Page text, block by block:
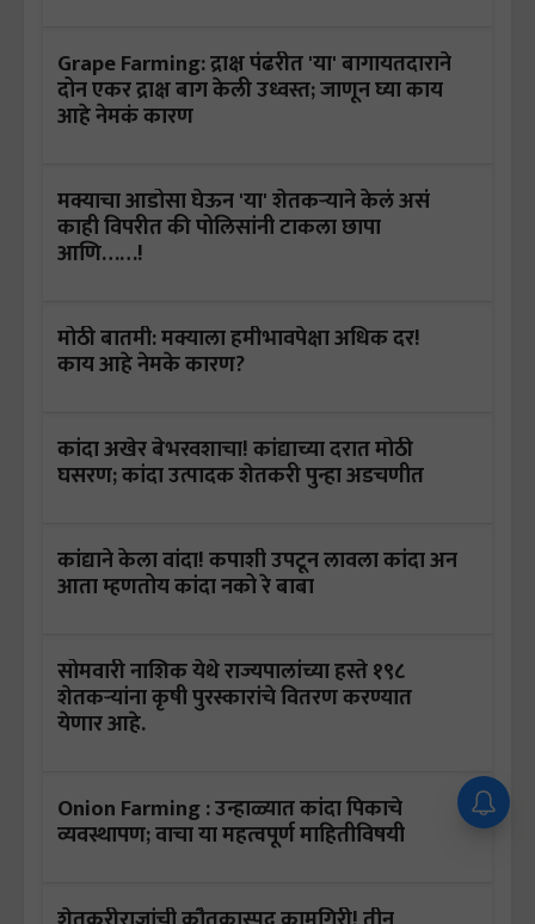
Grape Farming: द्राक्ष पंढरीत 'या' बागायतदाराने
दोन एकर द्राक्ष बाग केली उध्वस्त; जाणून घ्या काय
आहे नेमकं कारण
मक्याचा आडोसा घेऊन 'या' शेतकऱ्याने केलं असं
काही विपरीत की पोलिसांनी टाकला छापा
आणि……!
मोठी बातमी: मक्याला हमीभावपेक्षा अधिक दर!
काय आहे नेमके कारण?
कांदा अखेर बेभरवशाचा! कांद्याच्या दरात मोठी
घसरण; कांदा उत्पादक शेतकरी पुन्हा अडचणीत
कांद्याने केला वांदा! कपाशी उपटून लावला कांदा अन
आता म्हणतोय कांदा नको रे बाबा
सोमवारी नाशिक येथे राज्यपालांच्या हस्ते १९८
शेतकऱ्यांना कृषी पुरस्कारांचे वितरण करण्यात
येणार आहे.
Onion Farming : उन्हाळ्यात कांदा पिकाचे
व्यवस्थापण; वाचा या महत्वपूर्ण माहितीविषयी